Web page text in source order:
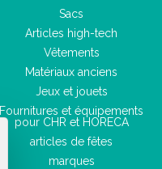
Sacs
Articles high-tech
Vêtements
Matériaux anciens
Jeux et jouets
Fournitures et équipements
pour CHR et HORECA
articles de fêtes
marques